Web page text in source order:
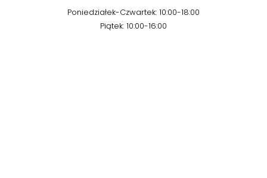
Poniedziałek-Czwartek: 10:00-18:00
Piątek: 10:00-16:00